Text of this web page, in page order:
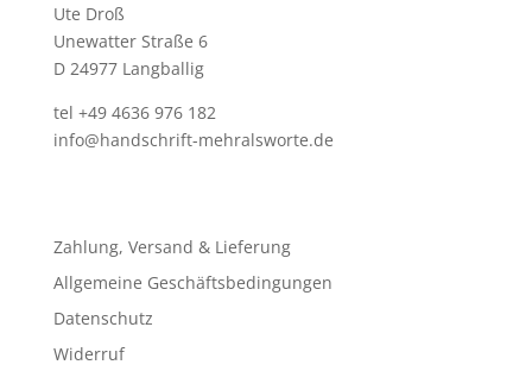
Ute Droß
Unewatter Straße 6
D 24977 Langballig
tel +49 4636 976 182
info@handschrift-mehralsworte.de
Zahlung, Versand & Lieferung
Allgemeine Geschäftsbedingungen
Datenschutz
Widerruf